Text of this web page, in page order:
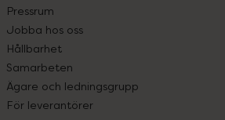
Pressrum
Jobba hos oss
Hållbarhet
Samarbeten
Ägare och ledningsgrupp
För leverantörer